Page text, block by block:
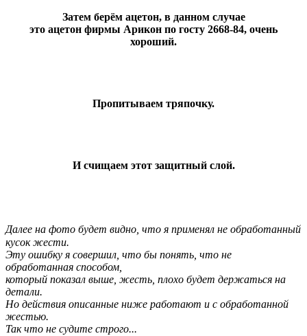
Затем берём ацетон, в данном случае
это ацетон фирмы Арикон по госту 2668-84, очень
хороший.
Пропитываем тряпочку.
И счищаем этот защитный слой.
Далее на фото будет видно, что я применял не обработанный
кусок жести.
Эту ошибку я совершил, что бы понять, что не
обработанная способом,
который показал выше, жесть, плохо будет держаться на
детали.
Но действия описанные ниже работают и с обработанной
жестью.
Так что не судите строго...